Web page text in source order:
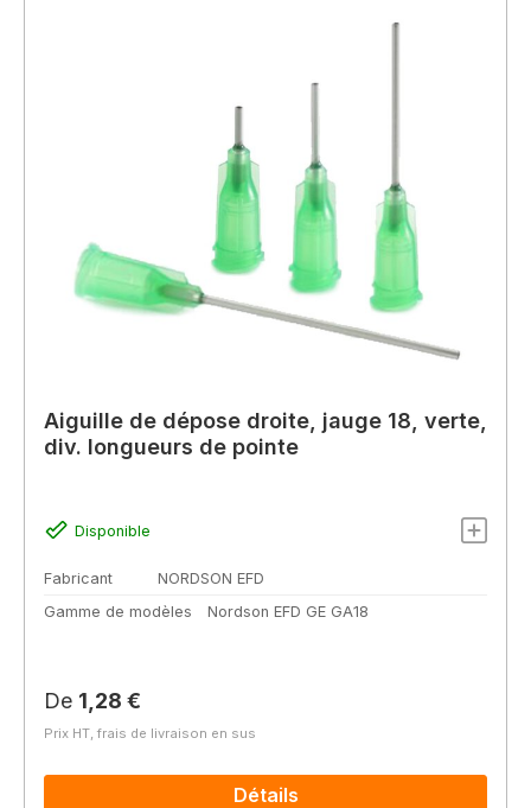
Aiguille de dépose droite, jauge 18, verte,
div. longueurs de pointe
Disponible
Fabricant
NORDSON EFD
Gamme de modèles
Nordson EFD GE GA18
Prix régulier :
De 1,28 €
Prix HT, frais de livraison en sus
Détails